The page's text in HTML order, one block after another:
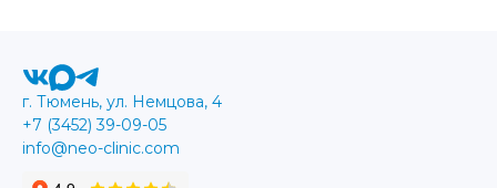
г. Тюмень, ул. Немцова, 4
+7 (3452) 39-09-05
info@neo-clinic.com